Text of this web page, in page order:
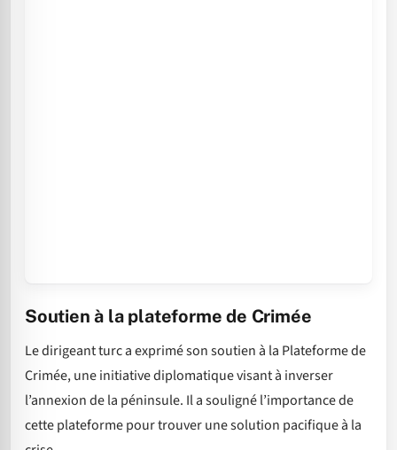
Soutien à la plateforme de Crimée
Le dirigeant turc a exprimé son soutien à la Plateforme de
Crimée, une initiative diplomatique visant à inverser
l’annexion de la péninsule. Il a souligné l’importance de
cette plateforme pour trouver une solution pacifique à la